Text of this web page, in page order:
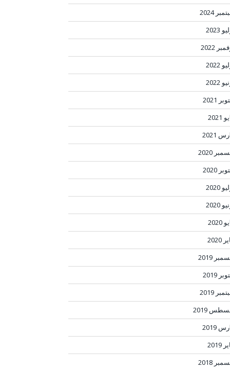
2024
2023
2022
2022
2022
2021
2021
2020
2020
2020
2020
2019
2019
2019
2019
2019
2018